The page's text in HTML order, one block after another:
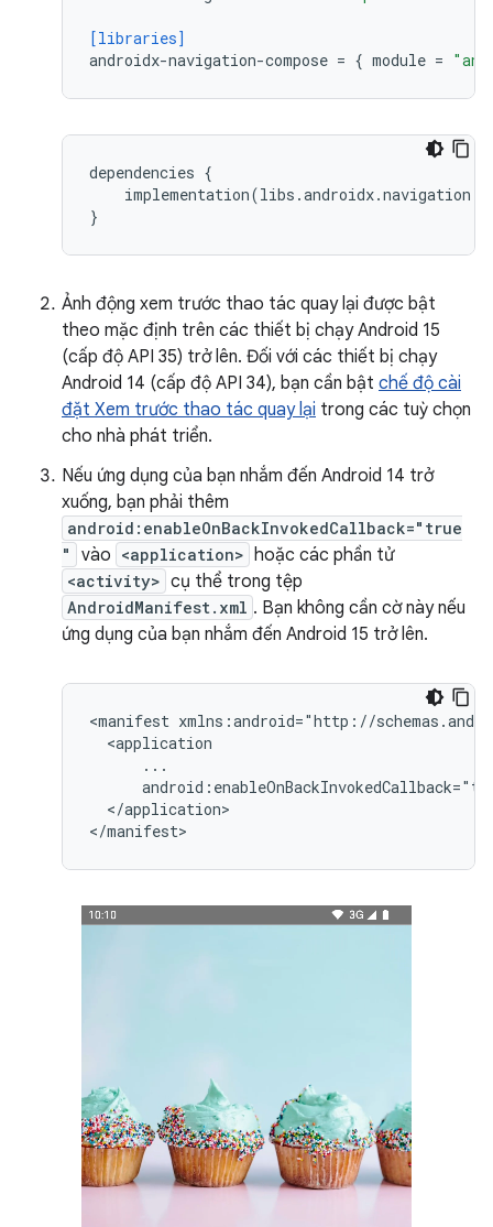
[libraries]
androidx-navigation-compose = { module =
dependencies {
implementation(libs .androidx.navigation
}
Ảnh động xem trước thao tác quay lại được bật
theo mặc định trên các thiết bị chạy Android 15
(cấp độ API 35) trở lên. Đối với các thiết bị chạy
Android 14 (cấp độ API 34), bạn cần bật chế độ cài
đặt Xem trước thao tác quay lại trong các tuỳ chọn
cho nhà phát triển.
Nếu ứng dụng của bạn nhắm đến Android 14 trở
xuống, bạn phải thêm
android:enableOnBackInvokedCallback="true
"
vào <application> hoặc các phần tử
<activity> cụ thể trong tệp
AndroidManifest.xml . Bạn không cần cờ này nếu
ứng dụng của bạn nhắm đến Android 15 trở lên.
<manifest
</application>